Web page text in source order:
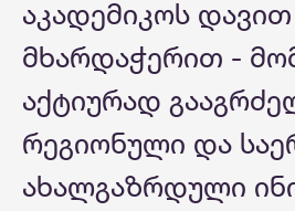
აკადემიკოს დავით
მხარდაჭერით -
აქტიურად
რეგიონული და
ახალგაზრდული